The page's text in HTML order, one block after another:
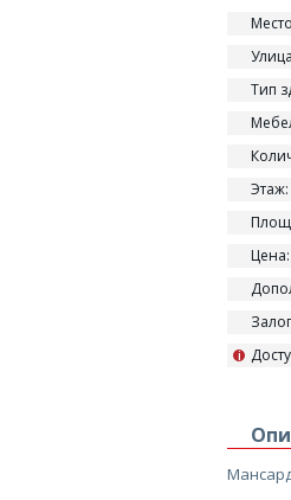
Тип
Этаж:
Цена:
i